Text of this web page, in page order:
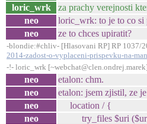
loric_wrk
za prachy verejnosti
neo
loric_wrk: to je to co si
neo
ze to chces upiratit?
-blondie:#chliv- [Hlasovani RP] RP 1037/
2014-zadost-o-vyplaceni-prispevku-na-
-!- loric_wrk
neo
etalon: chm.
neo
etalon: jsem zjistil, ze
neo
location / {
neo
try_files $uri ($uri)/